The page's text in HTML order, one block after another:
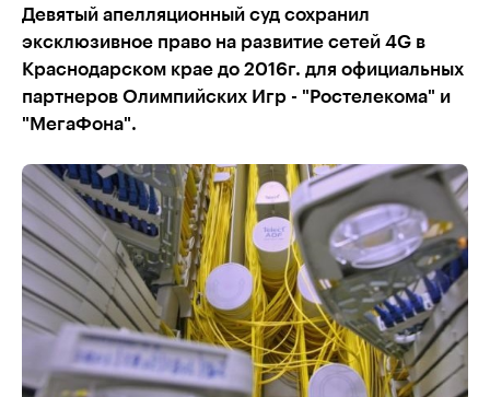
Девятый апелляционный суд сохранил
эксклюзивное право на развитие сетей 4G в
Краснодарском крае до 2016г. для официальных
партнеров Олимпийских Игр - "Ростелекома" и
"МегаФона".